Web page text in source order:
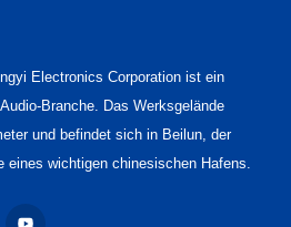
Electronics Corporation ist ein
Branche. Das Werksgelände
und befindet sich in Beilun, der
eines wichtigen chinesischen Hafens.